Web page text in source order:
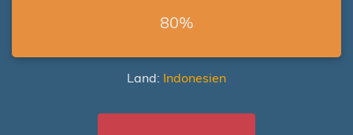
80%
Land: Indonesien